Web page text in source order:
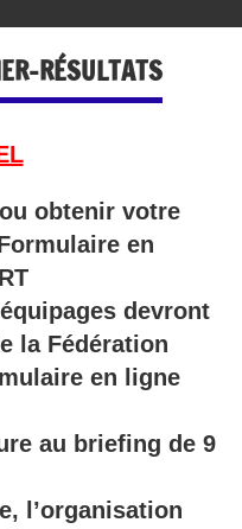
RÉSULTATS
obtenir votre
en
devront
la Fédération
en ligne
au briefing de 9
l’organisation